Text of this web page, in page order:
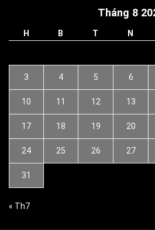
Tháng 8
H B T N
3 4 5 6
10 11 12 13
17 18 19 20
24 25 26 27
31
« Th7